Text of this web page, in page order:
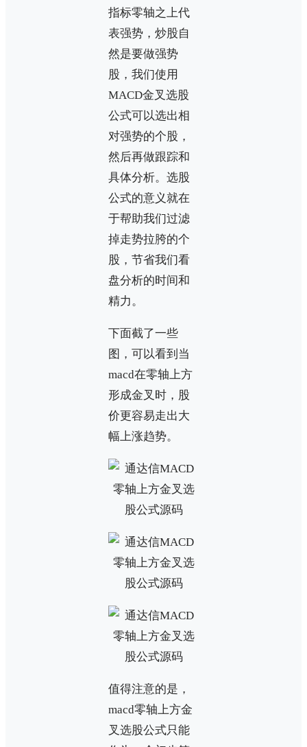
指标零轴之上代
表强势，炒股自
然是要做强势
股，我们使用
MACD金叉选股
公式可以选出相
对强势的个股，
然后再做跟踪和
具体分析。选股
公式的意义就在
于帮助我们过滤
掉走势拉胯的个
股，节省我们看
盘分析的时间和
精力。
下面截了一些
图，可以看到当
macd在零轴上方
形成金叉时，股
价更容易走出大
幅上涨趋势。
值得注意的是，
macd零轴上方金
叉选股公式只能